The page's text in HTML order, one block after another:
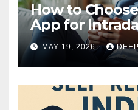
How to
App for
MAY 19, 2026